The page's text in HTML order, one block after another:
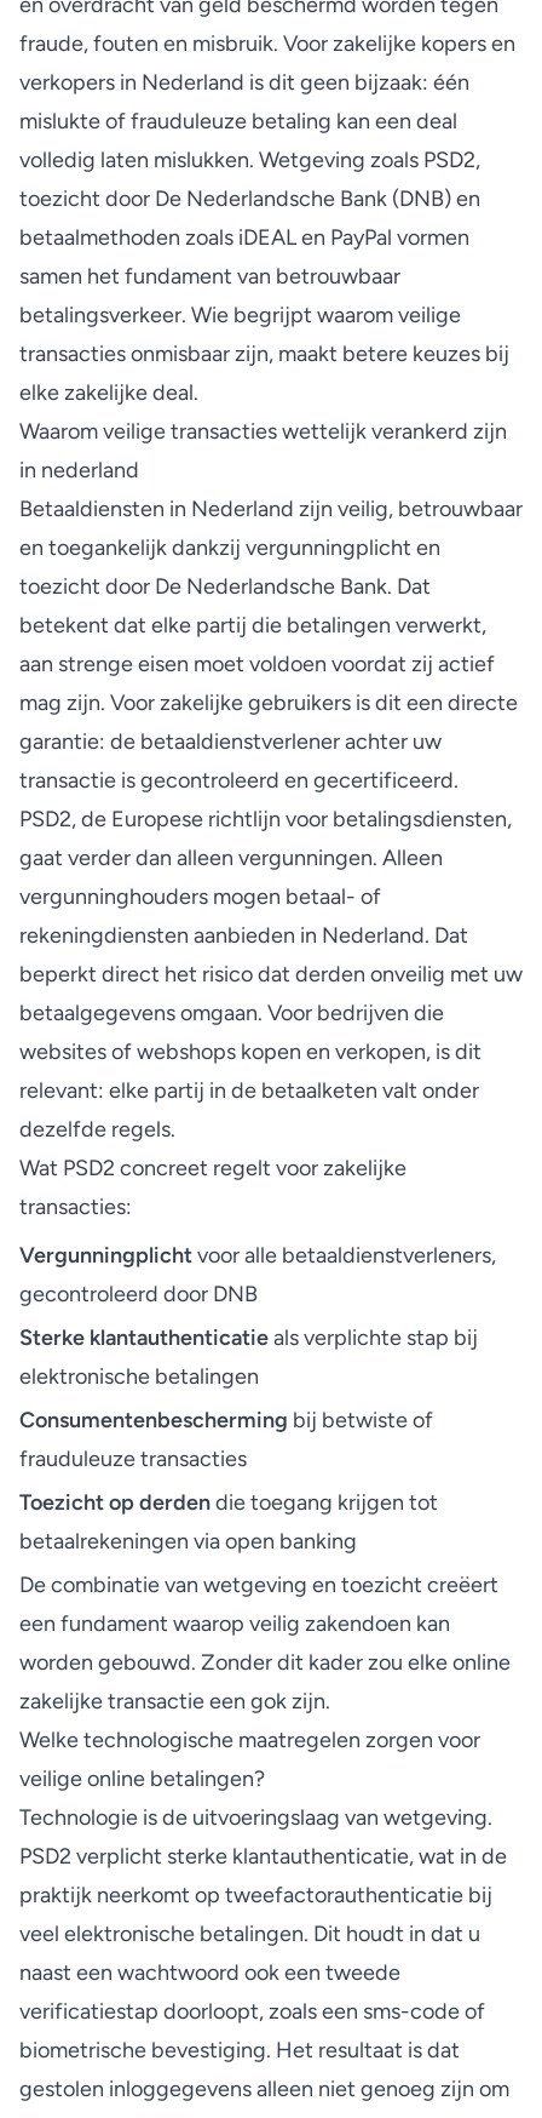
fraude, fouten en misbruik. Voor zakelijke kopers en
verkopers in Nederland is dit geen bijzaak: één
mislukte of frauduleuze betaling kan een deal
volledig laten mislukken. Wetgeving zoals PSD2,
toezicht door De Nederlandsche Bank (DNB) en
betaalmethoden zoals iDEAL en PayPal vormen
samen het fundament van betrouwbaar
betalingsverkeer. Wie begrijpt waarom veilige
transacties onmisbaar zijn, maakt betere keuzes bij
elke zakelijke deal.
Waarom veilige transacties wettelijk verankerd zijn
in nederland
Betaaldiensten in Nederland zijn veilig, betrouwbaar
en toegankelijk dankzij vergunningplicht en
toezicht door De Nederlandsche Bank. Dat
betekent dat elke partij die betalingen verwerkt,
aan strenge eisen moet voldoen voordat zij actief
mag zijn. Voor zakelijke gebruikers is dit een directe
garantie: de betaaldienstverlener achter uw
transactie is gecontroleerd en gecertificeerd.
PSD2, de Europese richtlijn voor betalingsdiensten,
gaat verder dan alleen vergunningen. Alleen
vergunninghouders mogen betaal- of
rekeningdiensten aanbieden in Nederland. Dat
beperkt direct het risico dat derden onveilig met uw
betaalgegevens omgaan. Voor bedrijven die
websites of webshops kopen en verkopen, is dit
relevant: elke partij in de betaalketen valt onder
dezelfde regels.
Wat PSD2 concreet regelt voor zakelijke
transacties:
Vergunningplichtvoor alle betaaldienstverleners,
gecontroleerd door DNB
Sterke klantauthenticatieals verplichte stap bij
elektronische betalingen
Consumentenbescherming bij betwiste of
frauduleuze transacties
Toezicht op derdendie toegang krijgen tot
betaalrekeningen via open banking
De combinatie van wetgeving en toezicht creëert
een fundament waarop veilig zakendoen kan
worden gebouwd. Zonder dit kader zou elke online
zakelijke transactie een gok zijn.
Welke technologische maatregelen zorgen voor
veilige online betalingen?
Technologie is de uitvoeringslaag van wetgeving.
PSD2 verplicht sterke klantauthenticatie, wat in de
praktijk neerkomt op tweefactorauthenticatie bij
veel elektronische betalingen. Dit houdt in dat u
naast een wachtwoord ook een tweede
verificatiestap doorloopt, zoals een sms-code of
biometrische bevestiging. Het resultaat is dat
gestolen inloggegevens alleen niet genoeg zijn om